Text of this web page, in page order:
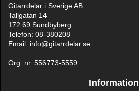
Gitarrdelar i Sverige AB
Tallgatan 14
172 69 Sundbyberg
Telefon: 08-380208
Email: info@gitarrdelar.se
Org. nr. 556773-5559
Information